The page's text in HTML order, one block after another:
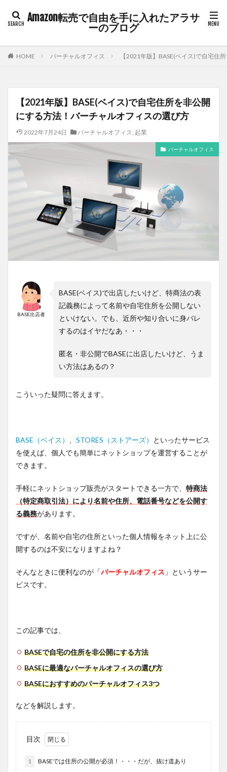
Amazon転売で自由を手に入れたアラサ
ーのブログ
HOME バーチャルオフィス 【2021年版】BASE(ベイス)で自宅住
【2021年版】BASE(ベイス)で自宅住所を非公開
にする方法！バーチャルオフィスの選び方
2022年7月24日 バーチャルオフィス, 起業
バーチャルオフィス
BASE出店者
BASE(ベイス)で出店したいけど、特商法の表
記義務によって名前や自宅住所を公開しない
といけない。でも、近所や知り合いに身バレ
するのはイヤだなあ・・・
匿名・非公開でBASEに出店したいけど、うま
い方法はあるの？
こういった疑問に答えます。
BASE（ベイス） STORES（ストアーズ）
といったサービス
を使えば、個人でも簡単にネットショップを運営することが
できます。
手軽にネットショップ販売がスタートできる一方で、 特商法
（特定商取引法）により名前や住所、電話番号などを公開す
る義務があります。
ですが、名前や自宅の住所といった個人情報をネット上に公
開するのは不安になりますよね？
そんなときに便利なのが「バーチャルオフィス 」というサー
ビスです。
この記事では、
BASEで自宅の住所を非公開にする方法
BASEに最適なバーチャルオフィスの選び方
BASEにおすすめのバーチャルオフィス3つ
などを解説します。
目次
1 BASEでは住所の公開が必須！・・・だが、抜け道あり